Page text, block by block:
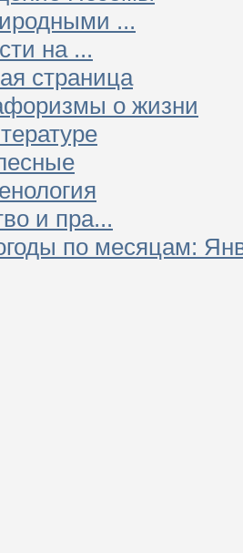
...
на ...
страница
о жизни
и пра...
по месяцам: